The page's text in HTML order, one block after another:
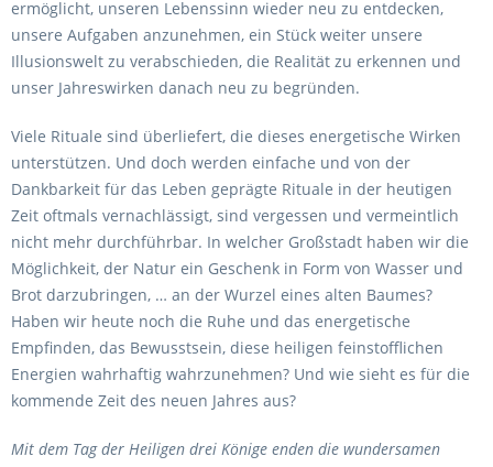
ermöglicht, unseren Lebenssinn wieder neu zu entdecken,
unsere Aufgaben anzunehmen, ein Stück weiter unsere
Illusionswelt zu verabschieden, die Realität zu erkennen und
unser Jahreswirken danach neu zu begründen.
Viele Rituale sind überliefert, die dieses energetische Wirken
unterstützen. Und doch werden einfache und von der
Dankbarkeit für das Leben geprägte Rituale in der heutigen
Zeit oftmals vernachlässigt, sind vergessen und vermeintlich
nicht mehr durchführbar. In welcher Großstadt haben wir die
Möglichkeit, der Natur ein Geschenk in Form von Wasser und
Brot darzubringen, … an der Wurzel eines alten Baumes?
Haben wir heute noch die Ruhe und das energetische
Empfinden, das Bewusstsein, diese heiligen feinstofflichen
Energien wahrhaftig wahrzunehmen? Und wie sieht es für die
kommende Zeit des neuen Jahres aus?
Mit dem Tag der Heiligen drei Könige enden die wundersamen